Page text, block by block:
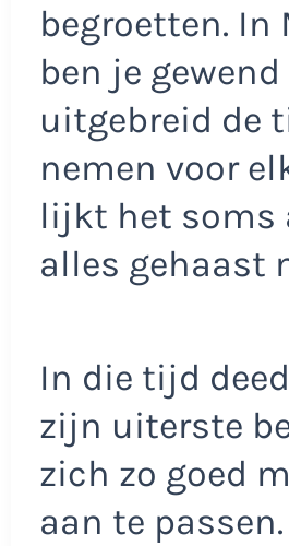
begroetten. In
ben je
uitgebreid de
nemen voor
lijkt het soms
alles gehaast
In die tijd
zijn uiterste
zich zo goed
aan te